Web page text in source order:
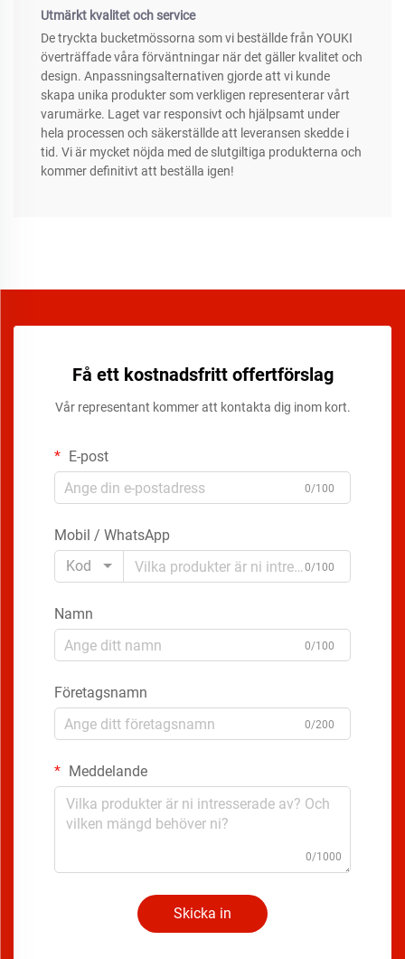
Utmärkt kvalitet och service
De tryckta bucketmössorna som vi beställde från YOUKI
överträffade våra förväntningar när det gäller kvalitet och
design. Anpassningsalternativen gjorde att vi kunde
skapa unika produkter som verkligen representerar vårt
varumärke. Laget var responsivt och hjälpsamt under
hela processen och säkerställde att leveransen skedde i
tid. Vi är mycket nöjda med de slutgiltiga produkterna och
kommer definitivt att beställa igen!
Få ett kostnadsfritt offertförslag
Vår representant kommer att kontakta dig inom kort.
E-post
0/100
Mobil / WhatsApp
Kod
0/100
Namn
0/100
Företagsnamn
0/200
Meddelande
0/1000
Skicka in